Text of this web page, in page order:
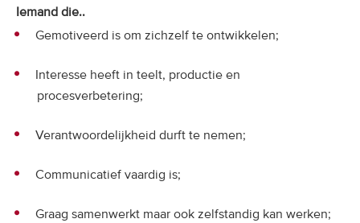
Iemand die..
Gemotiveerd is om zichzelf te ontwikkelen;
Interesse heeft in teelt, productie en
procesverbetering;
Verantwoordelijkheid durft te nemen;
Communicatief vaardig is;
Graag samenwerkt maar ook zelfstandig kan werken;